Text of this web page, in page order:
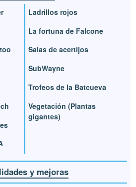
Ladrillos rojos
La fortuna de Falcone
Salas de acertijos
SubWayne
Trofeos de la Batcueva
Vegetación (Plantas
gigantes)
y mejoras